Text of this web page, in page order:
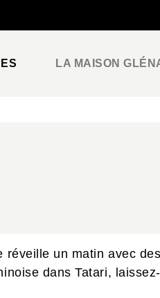
LA MAISON
un matin avec
dans Tatari,